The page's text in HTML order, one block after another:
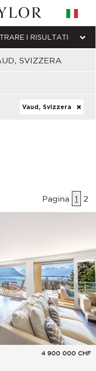
SVIZZERA
I RISULTATI
Vaud, Svizzera
Pagina 1 2
4 900 000 CHF